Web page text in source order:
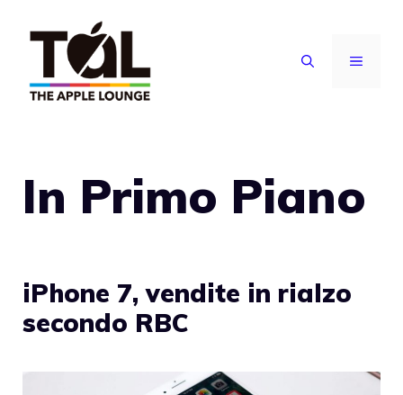
contenuto
MENU
In Primo Piano
iPhone 7, vendite in rialzo
secondo RBC